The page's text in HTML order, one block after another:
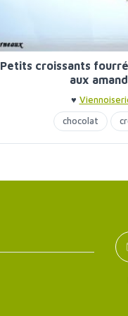
Petits croissants
aux
♥
chocolat